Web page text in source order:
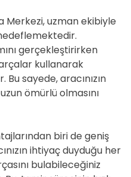
Merkezi, uzman ekibiyle
gerçekleştirirken
kullanarak
sayede, aracınızın
ömürlü olmasını
biri de geniş
ihtiyaç duyduğu her
bulabileceğiniz